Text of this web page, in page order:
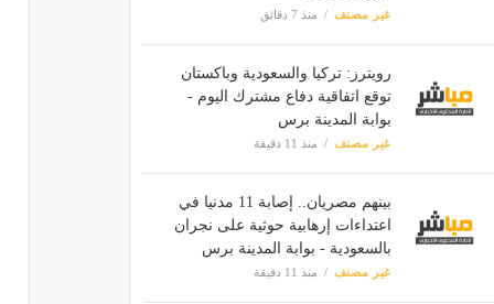
غير مصنف منذ 7 دقائق
رويترز: تركيا والسعودية وباكستان
توقع اتفاقية دفاع مشترك اليوم -
بوابة المدينة برس
غير مصنف منذ 11 دقيقة
بينهم مصريان.. إصابة 11 مدنيا في
اعتداءات إرهابية حوثية على نجران
بالسعودية - بوابة المدينة برس
غير مصنف منذ 11 دقيقة